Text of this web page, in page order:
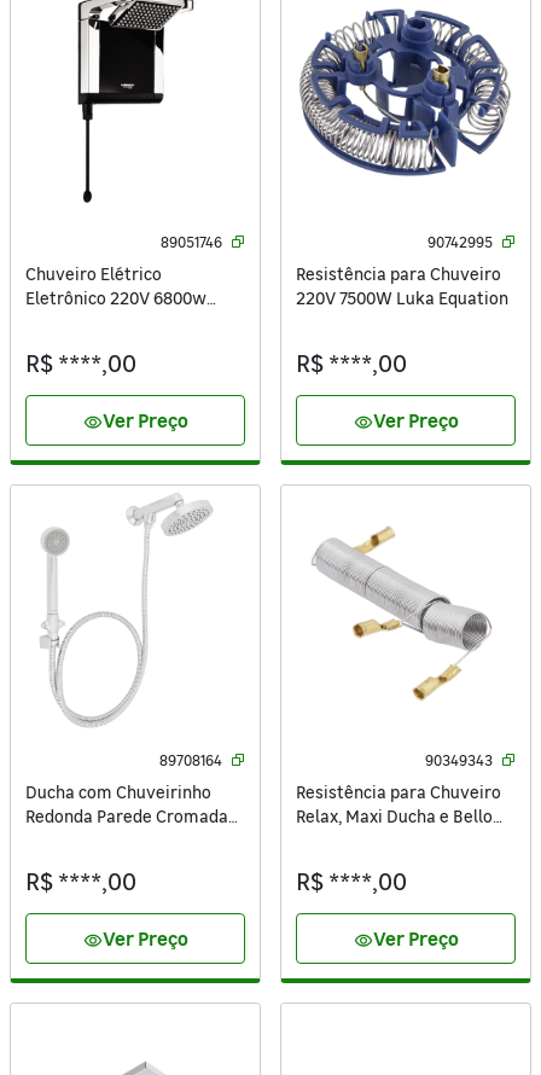
89051746
Chuveiro Elétrico
Eletrônico 220V 6800w
R$ ****,00
visibilityVer Preço
90742995
Resistência para Chuveiro
220V 7500W Luka Equation
R$ ****,00
visibilityVer Preço
89708164
Ducha com Chuveirinho
Redonda Parede Cromada
R$ ****,00
visibilityVer Preço
90349343
Resistência para Chuveiro
Relax, Maxi Ducha e Bello
R$ ****,00
visibilityVer Preço